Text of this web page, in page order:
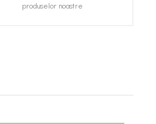
produselor noastre